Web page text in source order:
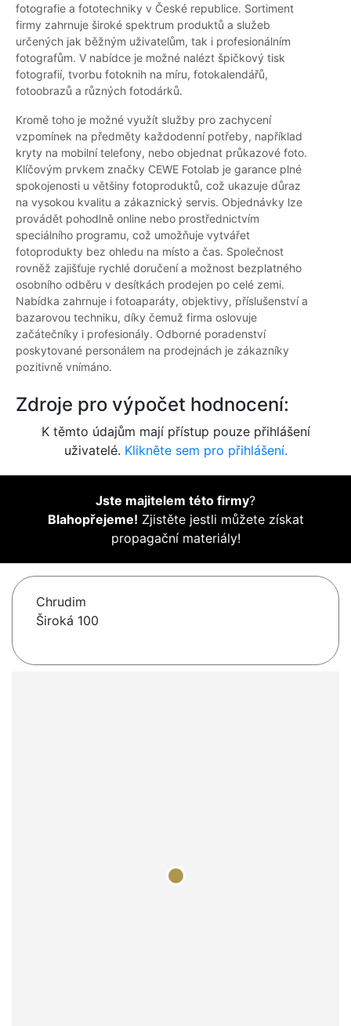
fotografie a fototechniky v České republice. Sortiment
firmy zahrnuje široké spektrum produktů a služeb
určených jak běžným uživatelům, tak i profesionálním
fotografům. V nabídce je možné nalézt špičkový tisk
fotografií, tvorbu fotoknih na míru, fotokalendářů,
fotoobrazů a různých fotodárků.
Kromě toho je možné využít služby pro zachycení
vzpomínek na předměty každodenní potřeby, například
kryty na mobilní telefony, nebo objednat průkazové foto.
Klíčovým prvkem značky CEWE Fotolab je garance plné
spokojenosti u většiny fotoproduktů, což ukazuje důraz
na vysokou kvalitu a zákaznický servis. Objednávky lze
provádět pohodlně online nebo prostřednictvím
speciálního programu, což umožňuje vytvářet
fotoprodukty bez ohledu na místo a čas. Společnost
rovněž zajišťuje rychlé doručení a možnost bezplatného
osobního odběru v desítkách prodejen po celé zemi.
Nabídka zahrnuje i fotoaparáty, objektivy, příslušenství a
bazarovou techniku, díky čemuž firma oslovuje
začátečníky i profesionály. Odborné poradenství
poskytované personálem na prodejnách je zákazníky
pozitivně vnímáno.
Zdroje pro výpočet hodnocení:
K těmto údajům mají přístup pouze přihlášení
uživatelé. Klikněte sem pro přihlášení.
Jste majitelem této firmy?
Blahopřejeme! Zjistěte jestli můžete získat
propagační materiály!
Chrudim
Široká 100